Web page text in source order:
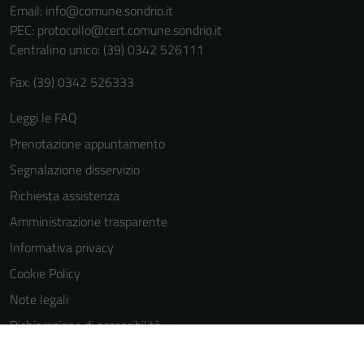
Email: info@comune.sondrio.it
PEC: protocollo@cert.comune.sondrio.it
Centralino unico: (39) 0342 526111
Fax: (39) 0342 526333
Leggi le FAQ
Prenotazione appuntamento
Segnalazione disservizio
Richiesta assistenza
Amministrazione trasparente
Informativa privacy
Cookie Policy
Note legali
Dichiarazione di accessibilità
funzionamento